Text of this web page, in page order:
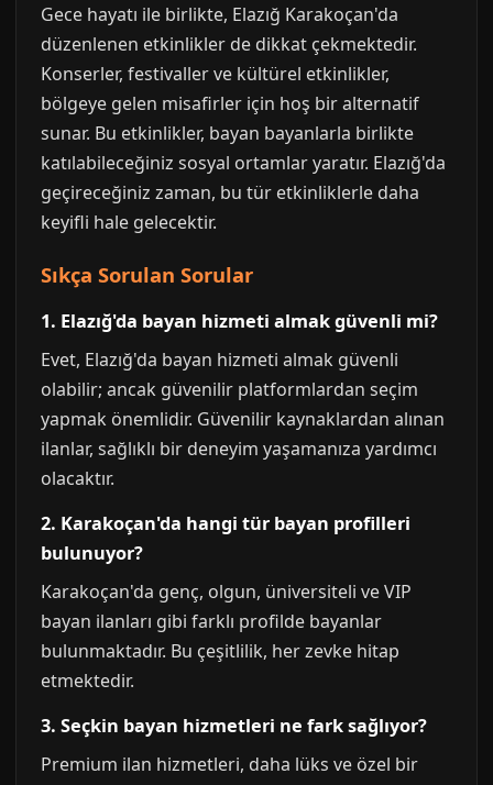
Gece hayatı ile birlikte, Elazığ Karakoçan'da
düzenlenen etkinlikler de dikkat çekmektedir.
Konserler, festivaller ve kültürel etkinlikler,
bölgeye gelen misafirler için hoş bir alternatif
sunar. Bu etkinlikler, bayan bayanlarla birlikte
katılabileceğiniz sosyal ortamlar yaratır. Elazığ'da
geçireceğiniz zaman, bu tür etkinliklerle daha
keyifli hale gelecektir.
Sıkça Sorulan Sorular
1. Elazığ'da bayan hizmeti almak güvenli mi?
Evet, Elazığ'da bayan hizmeti almak güvenli
olabilir; ancak güvenilir platformlardan seçim
yapmak önemlidir. Güvenilir kaynaklardan alınan
ilanlar, sağlıklı bir deneyim yaşamanıza yardımcı
olacaktır.
2. Karakoçan'da hangi tür bayan profilleri
bulunuyor?
Karakoçan'da genç, olgun, üniversiteli ve VIP
bayan ilanları gibi farklı profilde bayanlar
bulunmaktadır. Bu çeşitlilik, her zevke hitap
etmektedir.
3. Seçkin bayan hizmetleri ne fark sağlıyor?
Premium ilan hizmetleri, daha lüks ve özel bir